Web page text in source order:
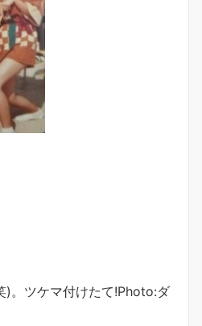
)。ツケマ付けたて!Photo:ダ